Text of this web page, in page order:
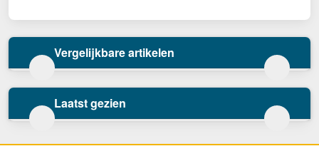
Vergelijkbare artikelen
Laatst gezien